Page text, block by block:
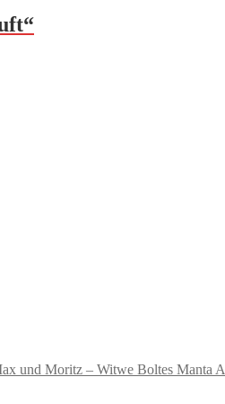
und Moritz – Witwe Boltes Manta A